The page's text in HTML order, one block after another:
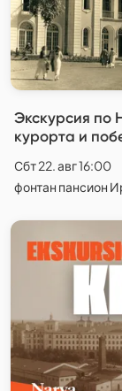
Экскурсия по
курорта и
Сбт 22. авг 16:00
фонтан пансион